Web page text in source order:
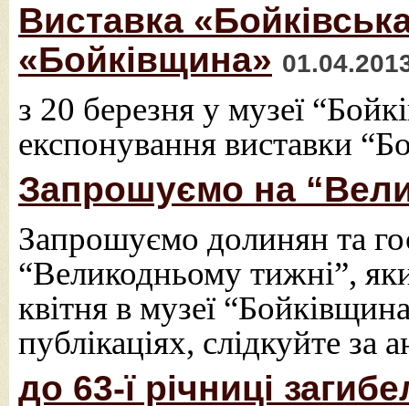
Виставка
«Бойківщина»
з 20 березня у музеї
експонування виставки
Запрошуємо на
Запрошуємо долинян та
“Великодньому тижні”,
квітня в музеї
публікаціях, слідкуйте
до 63-ї річниці